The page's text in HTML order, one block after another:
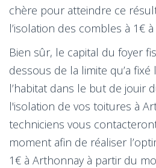
chère pour atteindre ce
l’isolation des combles à 1€
Bien sûr, le capital du foyer
dessous de la limite qu’a fixé
l’habitat dans le but de jouir
l'isolation de vos toitures à
techniciens vous
moment afin de réaliser
1€ à Arthonnay à partir du